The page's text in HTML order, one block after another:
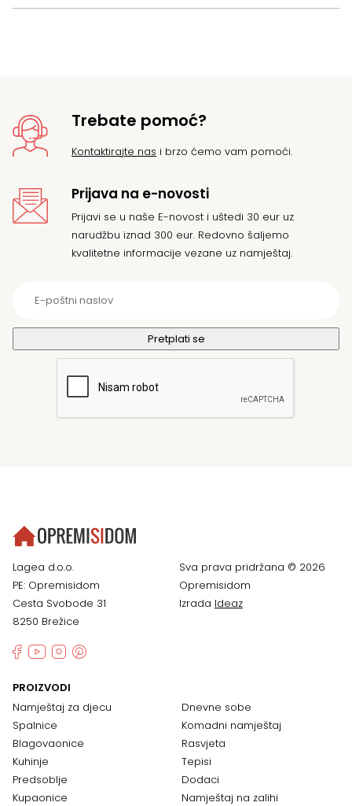
Trebate pomoć?
Kontaktirajte nas i brzo ćemo vam pomoći.
Prijava na e-novosti
Prijavi se u naše E-novost i uštedi 30 eur uz
narudžbu iznad 300 eur. Redovno šaljemo
kvalitetne informacije vezane uz namještaj.
Lagea d.o.o.
PE: Opremisidom
Cesta Svobode 31
8250 Brežice
Sva prava pridržana © 2026
Opremisidom
Izrada Ideaz
PROIZVODI
Namještaj za djecu
Spalnice
Blagovaonice
Kuhinje
Predsoblje
Kupaonice
Dnevne sobe
Komadni namještaj
Rasvjeta
Tepisi
Dodaci
Namještaj na zalihi